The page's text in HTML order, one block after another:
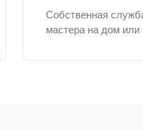
Собственная
мастера на дом или